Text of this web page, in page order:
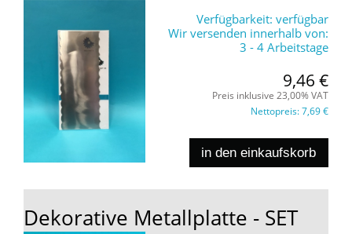
Verfügbarkeit: verfügbar
Wir versenden innerhalb von:
3 - 4 Arbeitstage
9,46 €
Preis inklusive 23,00% VAT
Nettopreis:7,69 €
in den einkaufskorb
Dekorative Metallplatte - SET